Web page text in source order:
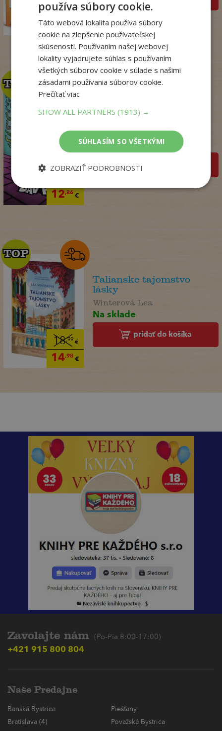
14,50€
7,95€
12,86€
TOP
TOP
Dogman. Larva 22 (8)
Na sklade
pridať do košíka
18,99 €
14,98€
TOP
TOP
Talianske tajomstvo
lásky
Winterová Lea
Na sklade
pridať do košíka
Zavolajte nám (Po-Pia 8:00-17:00)
+421 915 800 804
Naše Predajne
Banská Bystrica
Piešťany
Bratislava (4)
Považská Bystrica
používa súbory cookie.
Táto webová lokalita používa súbory
cookie na zlepšenie používateľskej
skúsenosti. Používaním našej webovej
lokality vyjadrujete súhlas s používaním
všetkých súborov cookie v súlade s našimi
zásadami používania súborov cookie.
Prečítať viac
SHOW ALL PARTNERS(1913) →
SÚHLASÍM SO VŠETKÝMI
ZOBRAZIŤ PODROBNOSTI